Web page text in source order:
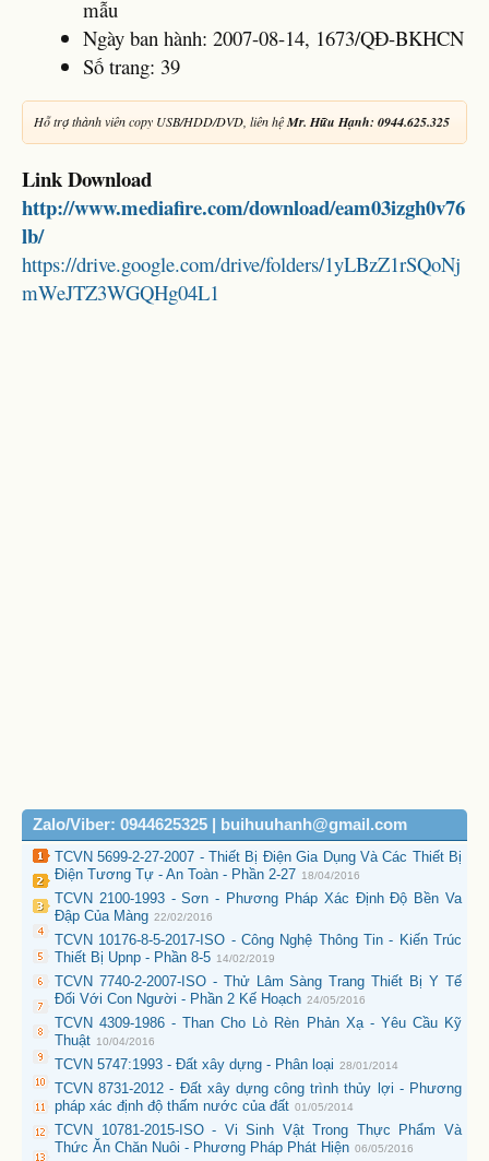
mẫu
Ngày ban hành: 2007-08-14, 1673/QĐ-BKHCN
Số trang: 39
Hỗ trợ thành viên copy USB/HDD/DVD, liên hệMr. Hữu Hạnh: 0944.625.325
Link Download
http://www.mediafire.com/download/eam03izgh0v76
lb/
https://drive.google.com/drive/folders/1yLBzZ1rSQoNj
mWeJTZ3WGQHg04L1
Zalo/Viber: 0944625325 | buihuuhanh@gmail.com
TCVN 5699-2-27-2007 - Thiết Bị Điện Gia Dụng Và Các Thiết Bị
Điện Tương Tự - An Toàn - Phần 2-27 18/04/2016
TCVN 2100-1993 - Sơn - Phương Pháp Xác Định Độ Bền Va
Đập Của Màng 22/02/2016
TCVN 10176-8-5-2017-ISO - Công Nghệ Thông Tin - Kiến Trúc
Thiết Bị Upnp - Phần 8-5 14/02/2019
TCVN 7740-2-2007-ISO - Thử Lâm Sàng Trang Thiết Bị Y Tế
Đối Với Con Người - Phần 2 Kế Hoạch 24/05/2016
TCVN 4309-1986 - Than Cho Lò Rèn Phản Xạ - Yêu Cầu Kỹ
Thuật 10/04/2016
TCVN 5747:1993 - Đất xây dựng - Phân loại 28/01/2014
TCVN 8731-2012 - Đất xây dựng công trình thủy lợi - Phương
pháp xác định độ thấm nước của đất 01/05/2014
TCVN 10781-2015-ISO - Vi Sinh Vật Trong Thực Phẩm Và
Thức Ăn Chăn Nuôi - Phương Pháp Phát Hiện 06/05/2016